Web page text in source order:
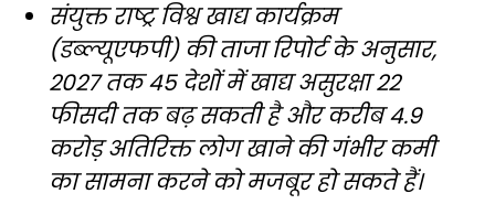
संयुक्त राष्ट्र विश्व खाद्य कार्यक्रम
(डब्ल्यूएफपी) की ताजा रिपोर्ट के अनुसार,
2027 तक 45 देशों में खाद्य असुरक्षा 22
फीसदी तक बढ़ सकती है और करीब 4.9
करोड़ अतिरिक्त लोग खाने की गंभीर कमी
का सामना करने को मजबूर हो सकते हैं।